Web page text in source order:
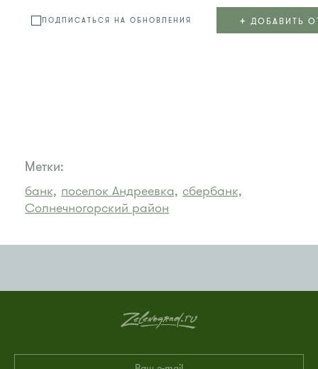
ПОДПИСАТЬСЯ НА ОБНОВЛЕНИЯ + ДОБАВИТЬ
Метки:
банк, поселок Андреевка, сбербанк,
Солнечногорский район